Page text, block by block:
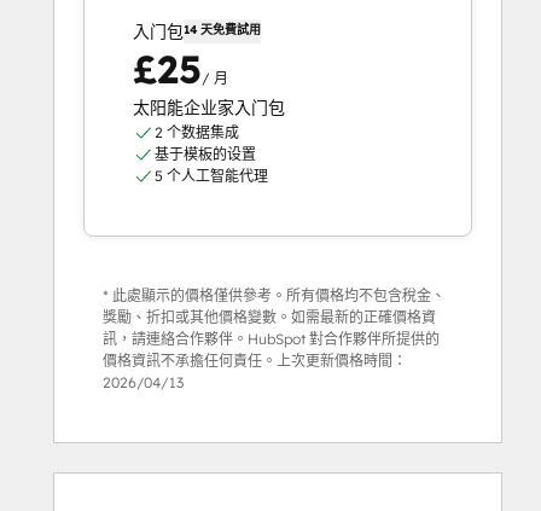
入门包14 天免費試用
£25/ 月
太阳能企业家入门包
2 个数据集成
基于模板的设置
5 个人工智能代理
* 此處顯示的價格僅供參考。所有價格均不包含稅金、
獎勵、折扣或其他價格變數。如需最新的正確價格資
訊，請連絡合作夥伴。HubSpot 對合作夥伴所提供的
價格資訊不承擔任何責任。上次更新價格時間：
2026/04/13